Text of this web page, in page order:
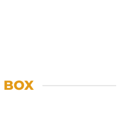
BOX